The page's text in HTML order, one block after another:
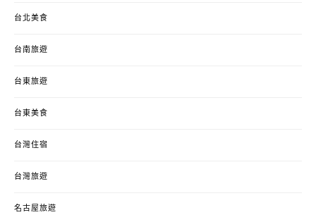
台北美食
台南旅遊
台東旅遊
台東美食
台灣住宿
台灣旅遊
名古屋旅遊